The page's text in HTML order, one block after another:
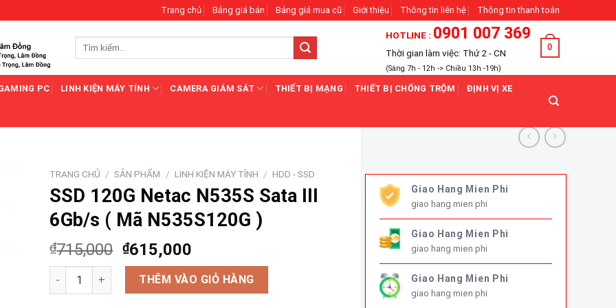
Trang chủ Bảng giá bán Bảng giá mua cũ Giới thiệu Thông tin liên hệ Thông tin thanh toán
Tìm
HOTLINE : 0901 007 369
Thời gian làm việc: Thứ 2 - CN
(Sáng 7h - 12h -> Chiều 13h -19h)
0
PC LINH KIỆN MÁY TÍNH CAMERA GIÁM SÁT THIẾT BỊ MẠNG THIẾT BỊ CHỐNG TRỘM ĐỊNH VỊ XE
Giao Hang Mien Phi
giao hang mien phi
Giao Hang Mien Phi
giao hang mien phi
Giao Hang Mien Phi
giao hang mien phi
TRANG CHỦ / SẢN PHẨM / LINH KIỆN MÁY TÍNH / HDD - SSD
SSD 120G Netac N535S Sata III
6Gb/s ( Mã N535S120G )
₫715,000 ₫615,000
SSD 120G Netac N535S Sata III 6Gb/s ( Mã N535S120G ) số lượng
THÊM VÀO GIỎ HÀNG